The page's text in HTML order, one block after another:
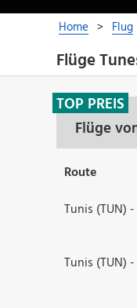
Flüge
Flüge
TOP PREIS
Route
Tunis (TUN)
Tunis (TUN)